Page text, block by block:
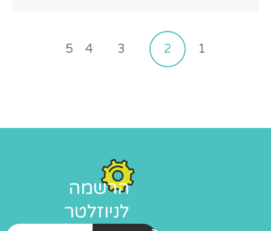
1
2
3
4
5
הרשמה
לניוזלטר